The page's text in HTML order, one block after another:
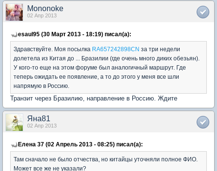
Mononoke
02 Апр 2013
esaul95 (30 Март 2013 - 18:19) писал(а):
Здравствуйте. Моя посылка RA657242898CN за три недели
долетела из Китая до ... Бразилии (где очень много диких обезьян).
У кого-то еще на этом форуме был аналогичный маршрут. Где
теперь ожидать ее появление, а то до этого у меня все шли
напрямую в Россию.
Транзит через Бразилию, направление в Россию. Ждите
Яна81
02 Апр 2013
Елена 37 (02 Апрель 2013 - 08:25) писал(а):
Там сначало не было отчества, но китайцы уточняли полное ФИО.
Может все же не указали?